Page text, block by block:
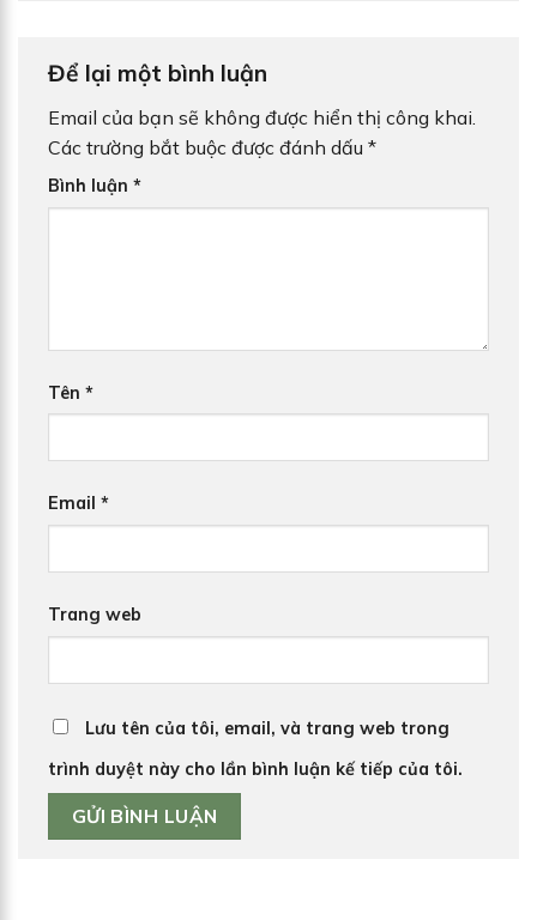
Để lại một bình luận
Email của bạn sẽ không được hiển thị công khai.
Các trường bắt buộc được đánh dấu *
Bình luận *
Tên *
Email *
Trang web
Lưu tên của tôi, email, và trang web trong
trình duyệt này cho lần bình luận kế tiếp của tôi.